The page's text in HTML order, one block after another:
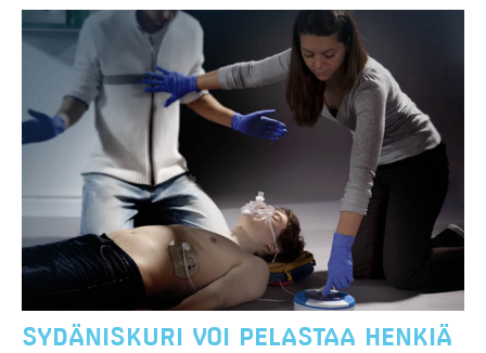
SYDÄNISKURI VOI PELASTAA HENKIÄ